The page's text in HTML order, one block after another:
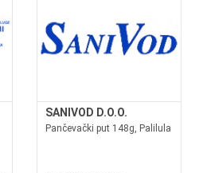
SANIVOD D.O.O.
Pančevački put 148g, Palilula